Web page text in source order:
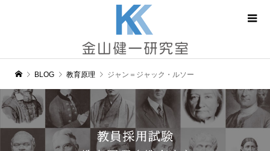
BLOG 教育原理 ジャン＝ジャック・ルソー